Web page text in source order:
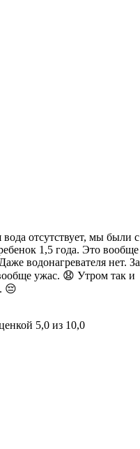
отсутствует, мы были с
1,5 года. Это вообще
водонагревателя нет. За
ужас. 😧 Утром так и
😔
5,0 из 10,0